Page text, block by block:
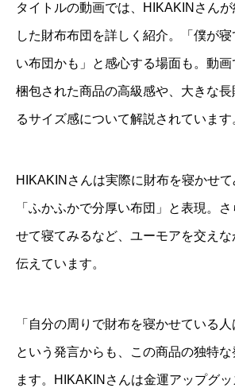
タイトルの動画では、HIKAKINさん
した財布布団を詳しく紹介。「僕が
い布団かも」と感心する場面も。動
梱包された商品の高級感や、大きな長
るサイズ感について解説されています
HIKAKINさんは実際に財布を寝かせて
「ふかふかで分厚い布団」と表現。
せて寝てみるなど、ユーモアを交え
伝えています。
「自分の周りで財布を寝かせている人
という発言からも、この商品の独特
ます。HIKAKINさんは金運アップグ